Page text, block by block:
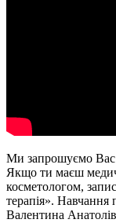
Ми запрошуємо Вас
Якщо ти маєш
косметологом,
терапія». Навчання
Валентина